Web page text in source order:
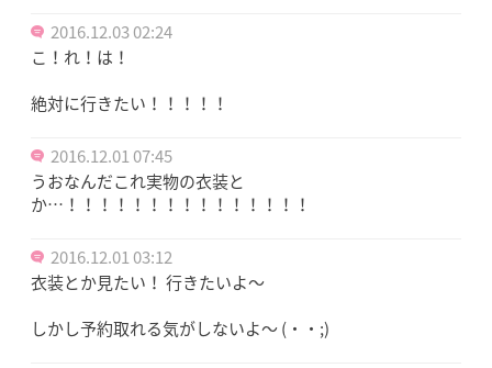
2016.12.03 02:24
こ！れ！は！
絶対に行きたい！！！！！
2016.12.01 07:45
うおなんだこれ実物の衣装と
か…！！！！！！！！！！！！！！！
2016.12.01 03:12
衣装とか見たい！ 行きたいよ〜
しかし予約取れる気がしないよ〜 (・・;)